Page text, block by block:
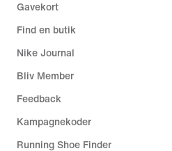
Gavekort
Find en butik
Nike Journal
Bliv Member
Feedback
Kampagnekoder
Running Shoe Finder